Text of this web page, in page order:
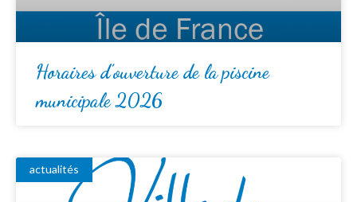
Horaires d’ouverture de la piscine
municipale 2026
actualités